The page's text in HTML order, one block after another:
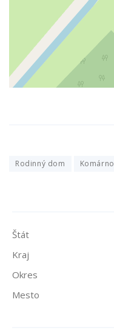
Rodinný dom Komárno
Štát
Kraj
Okres
Mesto